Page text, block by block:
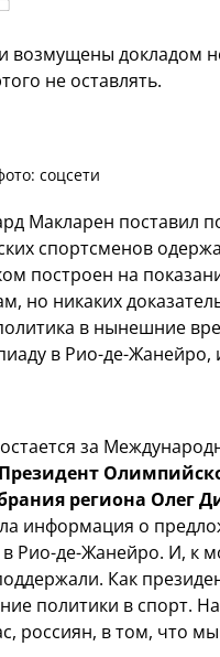
возмущены докладом
не оставлять.
соцсети
Макларен
спортсменов
построен на
но никаких
в нынешние
в Рио-де-Жанейро,
за
Президент
региона Олег
информация о
Рио-де-Жанейро. И, к
Как
политики в спорт.
россиян, в том, что